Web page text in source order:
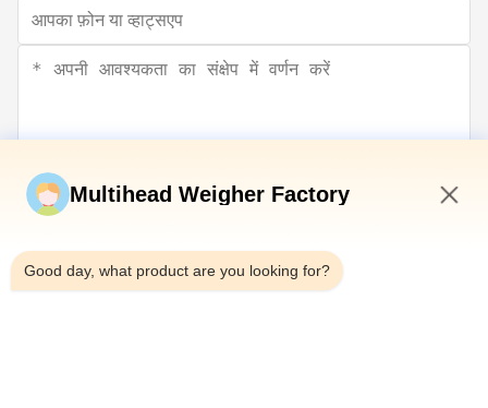
अब सबमिट करें
Multihead Weigher Factory
Good day, what product are you looking for?